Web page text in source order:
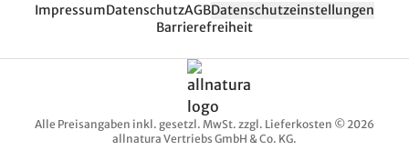
ImpressumDatenschutzAGBDatenschutzeinstellungen
Barrierefreiheit
Alle Preisangaben inkl. gesetzl. MwSt. zzgl. Lieferkosten © 2026
allnatura Vertriebs GmbH & Co. KG.